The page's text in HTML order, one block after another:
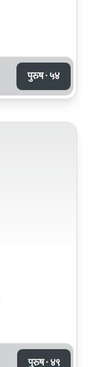
पुरुष · ५४
पुरुष · ४९